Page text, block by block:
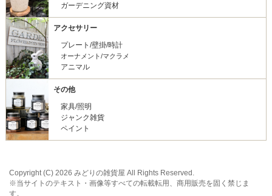
ガーデニング資材
アクセサリー
プレート/壁掛/時計
オーナメント/マクラメ
アニマル
その他
家具/照明
ジャンク雑貨
ペイント
Copyright (C) 2026 みどりの雑貨屋 All Rights Reserved.
※当サイトのテキスト・画像等すべての転載転用、商用販売を固く禁じま
す。